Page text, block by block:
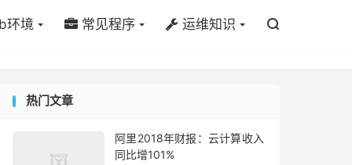
环境 常见程序 运维知识 
热门文章
阿里2018年财报：云计算收入
同比增101%